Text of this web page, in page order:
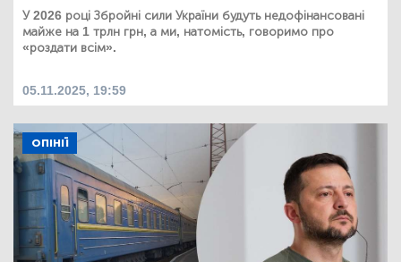
У 2026 році Збройні сили України будуть недофінансовані
майже на 1 трлн грн, а ми, натомість, говоримо про
«роздати всім».
05.11.2025, 19:59
ОПІНІЇ